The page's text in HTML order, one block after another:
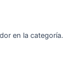
en la categoría.